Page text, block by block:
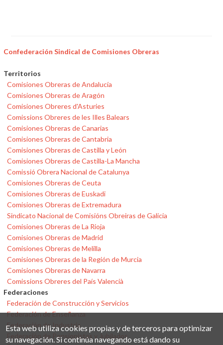
Confederación Sindical de Comisiones Obreras
Territorios
Comisiones Obreras de Andalucía
Comisiones Obreras de Aragón
Comisiones Obreres d'Asturies
Comissions Obreres de les Illes Balears
Comisiones Obreras de Canarias
Comisiones Obreras de Cantabria
Comisiones Obreras de Castilla y León
Comisiones Obreras de Castilla-La Mancha
Comissió Obrera Nacional de Catalunya
Comisiones Obreras de Ceuta
Comisiones Obreras de Euskadi
Comisiones Obreras de Extremadura
Sindicato Nacional de Comisións Obreiras de Galicia
Comisiones Obreras de La Rioja
Comisiones Obreras de Madrid
Comisiones Obreras de Melilla
Comisiones Obreras de la Región de Murcia
Comisiones Obreras de Navarra
Comissions Obreres del País Valencià
Federaciones
Federación de Construcción y Servicios
Federación de Enseñanza
Federación de Industria
Federación de Pensionistas y Jubilados
Esta web utiliza cookies propias y de terceros para optimizar
su navegación. Si continúa navegando está dando su